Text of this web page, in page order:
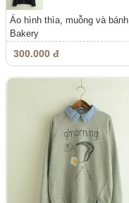
Áo hình thìa, muỗng và bánh
Bakery
300.000 đ